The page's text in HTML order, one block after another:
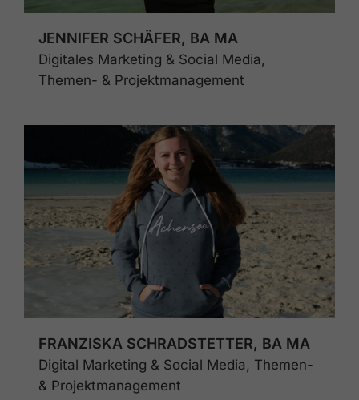
JENNIFER SCHÄFER, BA MA
Digitales Marketing & Social Media,
Themen- & Projektmanagement
FRANZISKA SCHRADSTETTER, BA MA
Digital Marketing & Social Media, Themen-
& Projektmanagement